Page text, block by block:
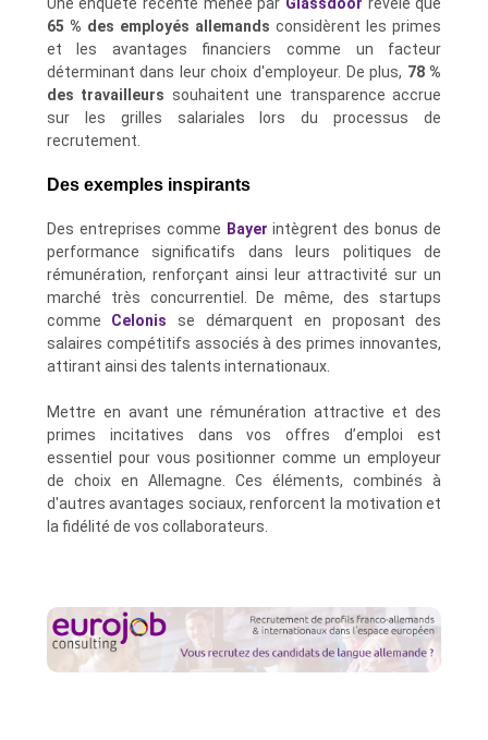
65 % des employés allemands considèrent les primes
et les avantages financiers comme un facteur
déterminant dans leur choix d'employeur. De plus, 78 %
des travailleurs souhaitent une transparence accrue
sur les grilles salariales lors du processus de
recrutement.
Des exemples inspirants
Des entreprises comme Bayer intègrent des bonus de
performance significatifs dans leurs politiques de
rémunération, renforçant ainsi leur attractivité sur un
marché très concurrentiel. De même, des startups
comme Celonis se démarquent en proposant des
salaires compétitifs associés à des primes innovantes,
attirant ainsi des talents internationaux.
Mettre en avant une rémunération attractive et des
primes incitatives dans vos offres d’emploi est
essentiel pour vous positionner comme un employeur
de choix en Allemagne. Ces éléments, combinés à
d'autres avantages sociaux, renforcent la motivation et
la fidélité de vos collaborateurs.